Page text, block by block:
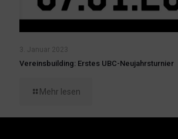
3. Januar 2023
Vereinsbuilding: Erstes UBC-Neujahrsturnier
Mehr lesen